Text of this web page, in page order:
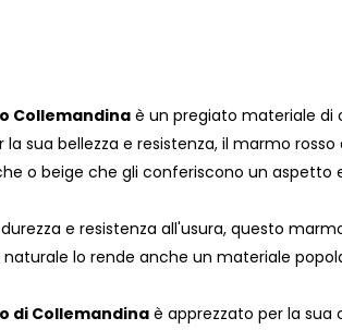
Collemandinaè un pregiato materiale di
la sua bellezza e resistenza, il marmo
o beige che gli conferiscono un aspetto
e resistenza all'usura, questo
naturale lo rende anche un materiale
di Collemandina è apprezzato per la sua